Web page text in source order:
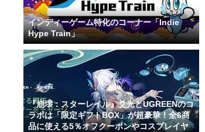
インディーゲーム特化のコーナー「Indie
Hype Train」
『崩壊：スターレイル』爻光とUGREENのコ
ラボは「限定ギフトBOX」が超豪華！全6商
品に使える5％オフクーポンやコスプレイヤ